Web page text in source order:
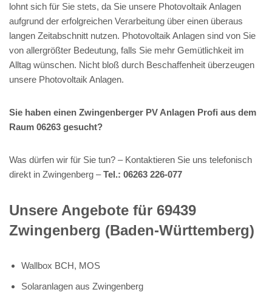
lohnt sich für Sie stets, da Sie unsere Photovoltaik Anlagen
aufgrund der erfolgreichen Verarbeitung über einen überaus
langen Zeitabschnitt nutzen. Photovoltaik Anlagen sind von Sie
von allergrößter Bedeutung, falls Sie mehr Gemütlichkeit im
Alltag wünschen. Nicht bloß durch Beschaffenheit überzeugen
unsere Photovoltaik Anlagen.
Sie haben einen Zwingenberger PV Anlagen Profi aus dem
Raum 06263 gesucht?
Was dürfen wir für Sie tun? – Kontaktieren Sie uns telefonisch
direkt in Zwingenberg –Tel.: 06263 226-077
Unsere Angebote für 69439
Zwingenberg (Baden-Württemberg)
Wallbox BCH, MOS
Solaranlagen aus Zwingenberg